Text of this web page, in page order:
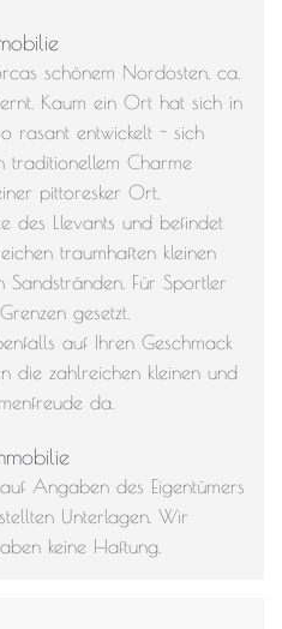
schönem Nordosten, ca.
Kaum ein Ort hat sich in
rasant entwickelt - sich
traditionellem Charme
pittoresker Ort,
des Llevants und befindet
traumhaften kleinen
Sandstränden. Für Sportler
gesetzt.
auf Ihren Geschmack
die zahlreichen kleinen und
da.
Angaben des Eigentümers
Unterlagen. Wir
keine Haftung.